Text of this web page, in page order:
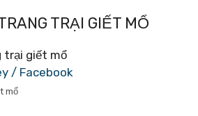
TRẠI GIẾT MỔ
/ Facebook
mổ